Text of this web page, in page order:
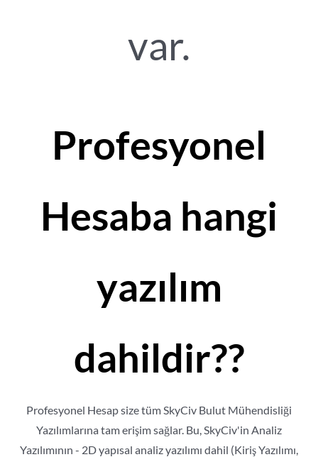
var.
Profesyonel
Hesaba hangi
yazılım
dahildir??
Profesyonel Hesap size tüm SkyCiv Bulut Mühendisliği
Yazılımlarına tam erişim sağlar. Bu, SkyCiv'in Analiz
Yazılımının - 2D yapısal analiz yazılımı dahil (Kiriş Yazılımı,